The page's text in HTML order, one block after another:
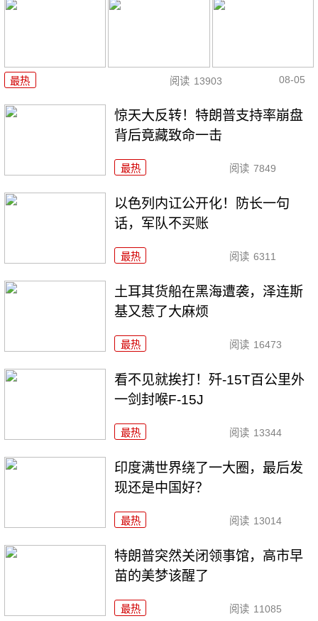
最热 阅读 13903 08-05
惊天大反转！特朗普支持率崩盘
背后竟藏致命一击
最热 阅读 7849
以色列内讧公开化！防长一句
话，军队不买账
最热 阅读 6311
土耳其货船在黑海遭袭，泽连斯
基又惹了大麻烦
最热 阅读 16473
看不见就挨打！歼-15T百公里外
一剑封喉F-15J
最热 阅读 13344
印度满世界绕了一大圈，最后发
现还是中国好？
最热 阅读 13014
特朗普突然关闭领事馆，高市早
苗的美梦该醒了
最热 阅读 11085